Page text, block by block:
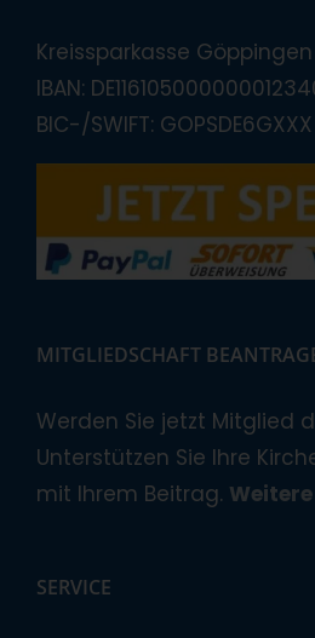
Kreissparkasse Göppingen
IBAN:
BIC-/SWIFT: GOPSDE6GXXX
MITGLIEDSCHAFT
Werden Sie jetzt Mitglied
Unterstützen Sie Ihre
mit Ihrem Beitrag.
SERVICE